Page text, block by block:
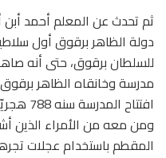
ثم تحدث عن المعلم أحمد
دولة الظاهر برقوق أول
للسلطان برقوق، حتى أنه
مدرسة وخانقاه الظاهر برقوق
ومن معه من الأمراء الذين
المقطم باستخدام عجلات